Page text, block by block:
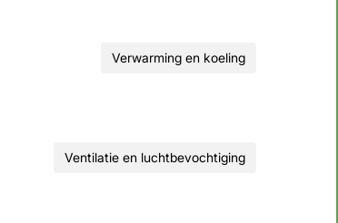
Verwarming en koeling
Ventilatie en luchtbevochtiging